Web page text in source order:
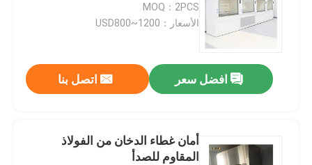
MOQ：2PCS
الأسعار：USD800~1200
افضل سعر اتصل بنا
أمان غطاء الدخان من الفولاذ
المقاوم للصدأ